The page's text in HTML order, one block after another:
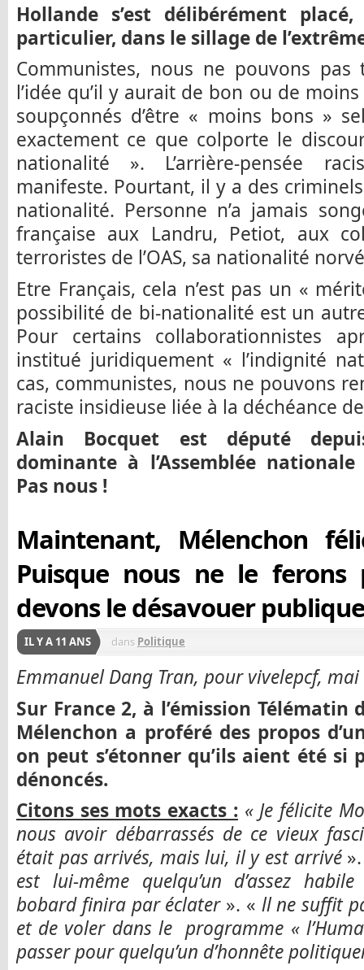
Hollande s’est délibérément
particulier, dans le sillage de
Communistes, nous ne pouvons
l’idée qu’il y aurait de bon ou de
soupçonnés d’être « moins bons »
exactement ce que colporte le
nationalité ». L’arrière-pensée
manifeste. Pourtant, il y a des
nationalité. Personne n’a jamais
française aux Landru, Petiot, aux
terroristes de l’OAS, sa nationalité
Etre Français, cela n’est pas un «
possibilité de bi-nationalité est un
Pour certains collaborationnistes
institué juridiquement « l’indignité
cas, communistes, nous ne pouvons
raciste insidieuse liée à la déchéance
Alain Bocquet est député
dominante à l’Assemblée
Pas nous !
Maintenant, Mélenchon
Puisque nous ne le ferons
devons le désavouer
IL Y A 11 ANS dans Politique
Emmanuel Dang Tran, pour vivelepcf,
Sur France 2, à l’émission Télématin
Mélenchon a proféré des propos
on peut s’étonner qu’ils aient été si
dénoncés.
Citons ses mots exacts : « Je félicite
nous avoir débarrassés de ce vieux
était pas arrivés, mais lui, il y est arrivé».
est lui-même quelqu’un d’assez
bobard finira par éclater». « ll ne suffit
et de voler dans le programme «
passer pour quelqu’un d’honnête